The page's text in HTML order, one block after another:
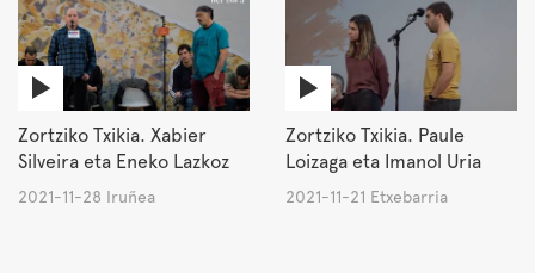
Zortziko Txikia. Xabier
Silveira eta Eneko Lazkoz
2021-11-28 Iruñea
Zortziko Txikia. Paule
Loizaga eta Imanol Uria
2021-11-21 Etxebarria